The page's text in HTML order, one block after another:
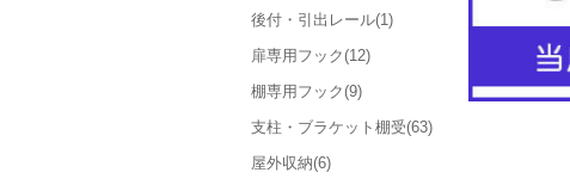
後付・引出レール(1)
扉専用フック(12)
棚専用フック(9)
支柱・ブラケット棚受(63)
屋外収納(6)